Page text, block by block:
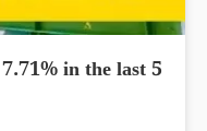
in the last 5